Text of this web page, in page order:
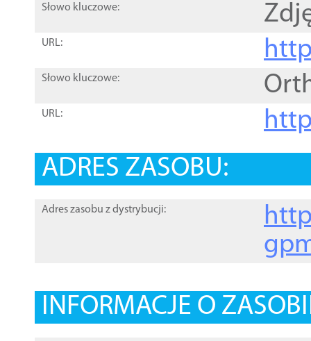
Słowo kluczowe:
URL:
Słowo kluczowe:
URL:
ADRES ZASOBU:
Adres zasobu z dystrybucji:
INFORMACJE O